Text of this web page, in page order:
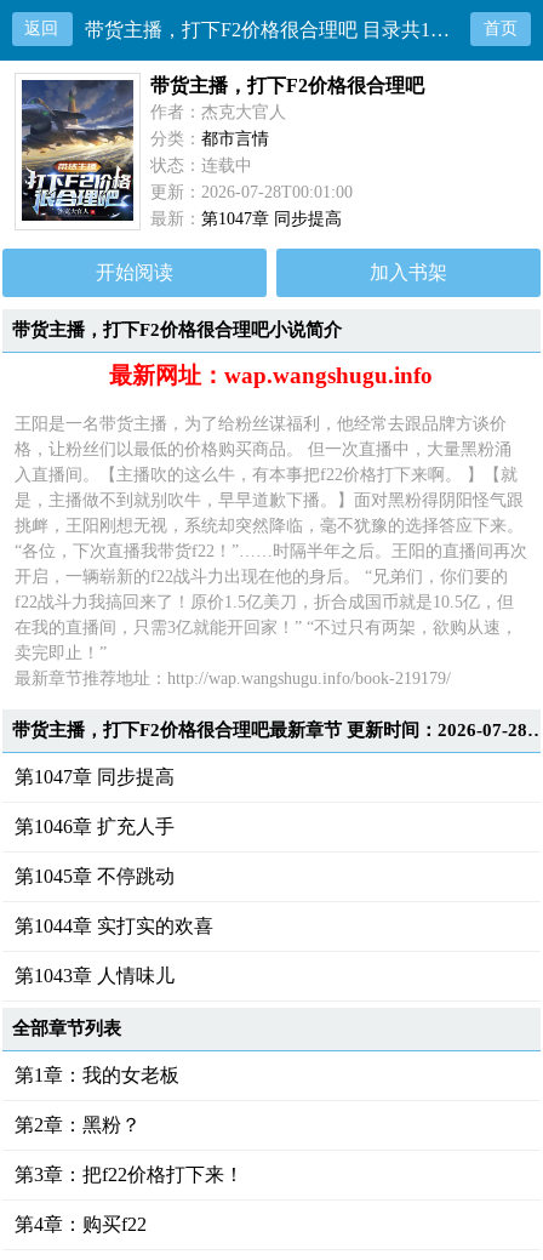
返回 带货主播，打下F2价格很合理吧 目录共1034章 首页
带货主播，打下F2价格很合理吧
作者：杰克大官人
分类：都市言情
状态：连载中
更新：2026-07-28T00:01:00
最新：第1047章 同步提高
开始阅读 加入书架
带货主播，打下F2价格很合理吧小说简介
最新网址：wap.wangshugu.info
王阳是一名带货主播，为了给粉丝谋福利，他经常去跟品牌方谈价
格，让粉丝们以最低的价格购买商品。 但一次直播中，大量黑粉涌
入直播间。【主播吹的这么牛，有本事把f22价格打下来啊。 】【就
是，主播做不到就别吹牛，早早道歉下播。】面对黑粉得阴阳怪气跟
挑衅，王阳刚想无视，系统却突然降临，毫不犹豫的选择答应下来。
“各位，下次直播我带货f22！”……时隔半年之后。王阳的直播间再次
开启，一辆崭新的f22战斗力出现在他的身后。 “兄弟们，你们要的
f22战斗力我搞回来了！原价1.5亿美刀，折合成国币就是10.5亿，但
在我的直播间，只需3亿就能开回家！” “不过只有两架，欲购从速，
卖完即止！”
最新章节推荐地址：http://wap.wangshugu.info/book-219179/
带货主播，打下F2价格很合理吧最新章节 更新时间
第1047章 同步提高
第1046章 扩充人手
第1045章 不停跳动
第1044章 实打实的欢喜
第1043章 人情味儿
全部章节列表
第1章：我的女老板
第2章：黑粉？
第3章：把f22价格打下来！
第4章：购买f22